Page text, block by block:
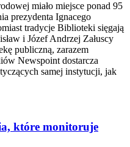
miało miejsce ponad 95
prezydenta Ignacego
tradycje Biblioteki sięgają
i Józef Andrzej Załuscy
publiczną, zarazem
Newspoint dostarcza
samej instytucji, jak
które monitoruje